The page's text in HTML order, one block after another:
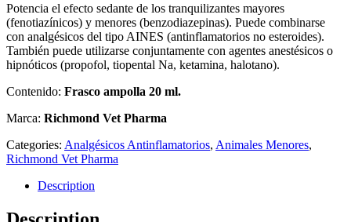
Potencia el efecto sedante de los tranquilizantes mayores
(fenotiazínicos) y menores (benzodiazepinas). Puede combinarse
con analgésicos del tipo AINES (antinflamatorios no esteroides).
También puede utilizarse conjuntamente con agentes anestésicos o
hipnóticos (propofol, tiopental Na, ketamina, halotano).
Contenido: Frasco ampolla 20 ml.
Marca: Richmond Vet Pharma
Categories: Analgésicos Antinflamatorios, Animales Menores,
Richmond Vet Pharma
Description